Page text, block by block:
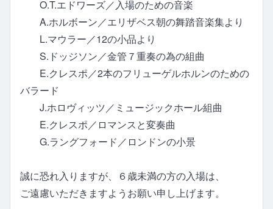
O.T.エドワーズ／入場のための音楽
A.ホルボーン／エリザベス朝の舞踏音楽集より
L.マウラー／12の小品より
S.ドッジソン／金管７重奏の為の組曲
E.クレスポ／2本のフリューゲルホルンのための
バラード
J.ホロヴィッツ／ミュージックホール組曲
E.クレスポ／ロマンスと変奏曲
G.ラングフォード／ロンドンの小景
誠に恐れ入りますが、６歳未満の方の入場は、
ご遠慮いただきますようお願い申し上げます。